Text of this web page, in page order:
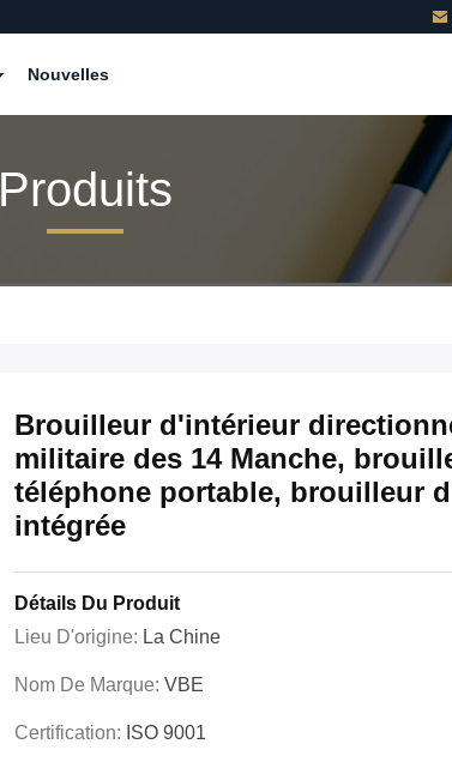
Nouvelles
Produits
Brouilleur d'intérieur
militaire des 14 Manche,
téléphone portable, brouilleur
intégrée
Détails Du Produit
Lieu D'origine: La Chine
Nom De Marque: VBE
Certification: ISO 9001